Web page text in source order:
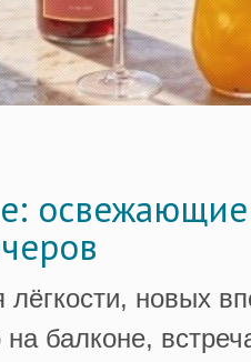
лёгкости, новых
балконе,